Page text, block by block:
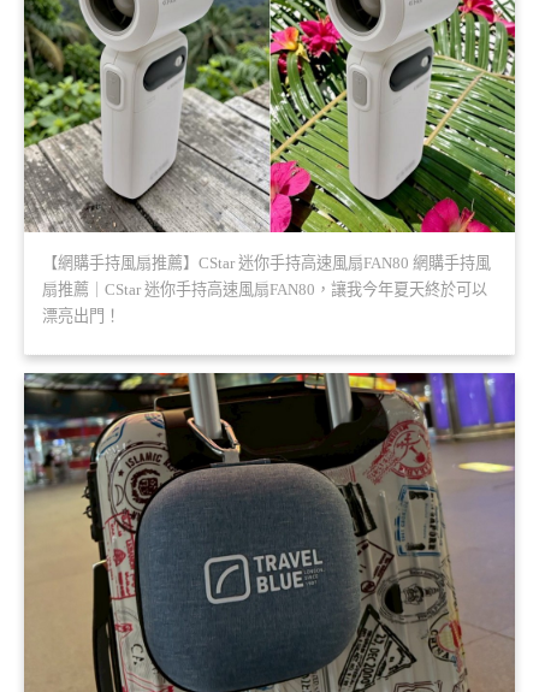
【網購手持風扇推薦】CStar 迷你手持高速風扇FAN80 網購手持風
扇推薦｜CStar 迷你手持高速風扇FAN80，讓我今年夏天終於可以
漂亮出門！